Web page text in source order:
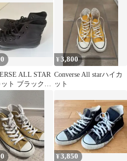
ALL STAR
ト ブラック
¥3,800
Converse All starハイカ
ット
¥3,850